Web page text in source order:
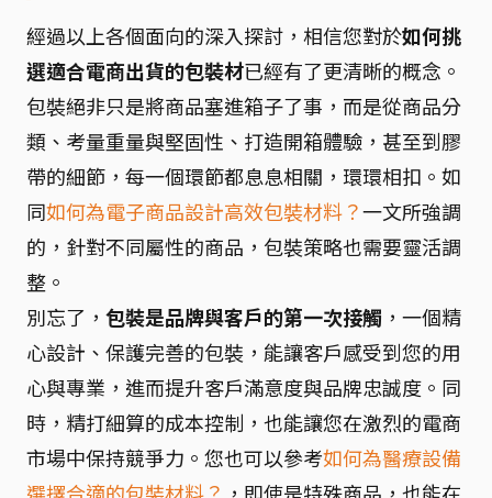
經過以上各個面向的深入探討，相信您對於如何挑
選適合電商出貨的包裝材已經有了更清晰的概念。
包裝絕非只是將商品塞進箱子了事，而是從商品分
類、考量重量與堅固性、打造開箱體驗，甚至到膠
帶的細節，每一個環節都息息相關，環環相扣。如
同如何為電子商品設計高效包裝材料？一文所強調
的，針對不同屬性的商品，包裝策略也需要靈活調
整。
別忘了， 包裝是品牌與客戶的第一次接觸 ，一個精
心設計、保護完善的包裝，能讓客戶感受到您的用
心與專業，進而提升客戶滿意度與品牌忠誠度。同
時，精打細算的成本控制，也能讓您在激烈的電商
市場中保持競爭力。您也可以參考如何為醫療設備